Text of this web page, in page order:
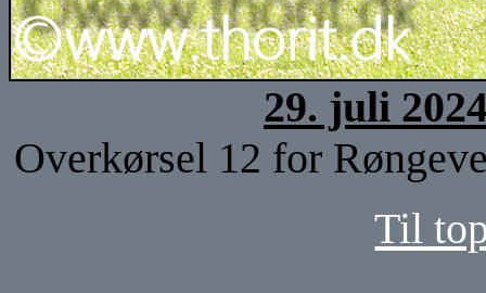
29. juli
Overkørsel 12 for
Til